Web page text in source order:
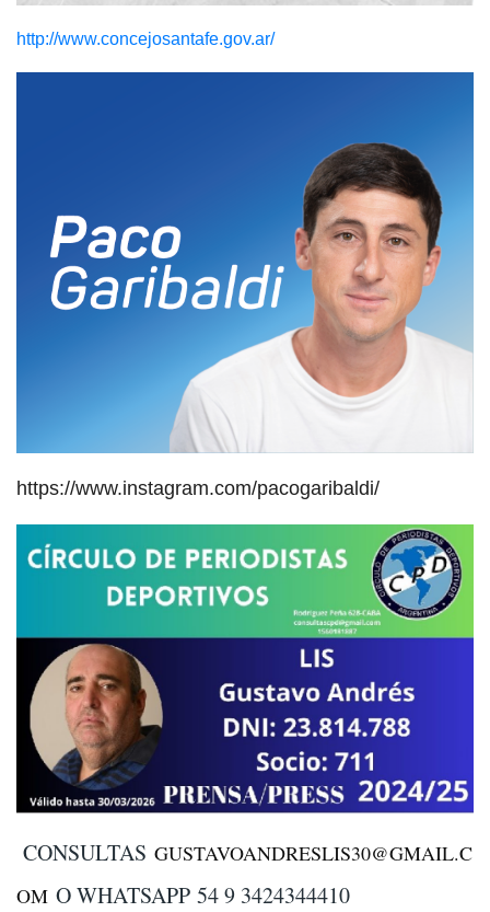
http://www.concejosantafe.gov.ar/
https://www.instagram.com/pacogaribaldi/
CONSULTAS GUSTAVOANDRESLIS30@GMAIL.C
OM O WHATSAPP 54 9 3424344410